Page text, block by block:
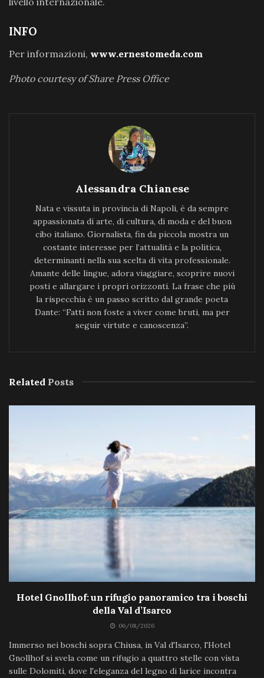
INFO
Per informazioni, www.ernestomeda.com
Photo courtesy of Share Press Office
Alessandra Chianese
Nata e vissuta in provincia di Napoli, è da sempre
appassionata di arte, di cultura, di moda e del buon
cibo italiano. Giornalista, fin da piccola mostra un
costante interesse per l’attualità e la politica,
determinanti nella sua scelta di vita professionale.
Amante delle lingue, adora viaggiare, scoprire nuovi
posti e allargare i propri orizzonti. La frase che più
la rispecchia è un passo scritto dal grande poeta
Dante: “Fatti non foste a viver come bruti, ma per
seguir virtute e canoscenza”.
Related Posts
Hotel Gnollhof: un rifugio panoramico tra i boschi
della Val d’Isarco
06/08/2026
Immerso nei boschi sopra Chiusa, in Val d'Isarco, l'Hotel
Gnollhof si svela come un rifugio a quattro stelle con vista
sulle Dolomiti, dove l'eleganza del legno di larice incontra